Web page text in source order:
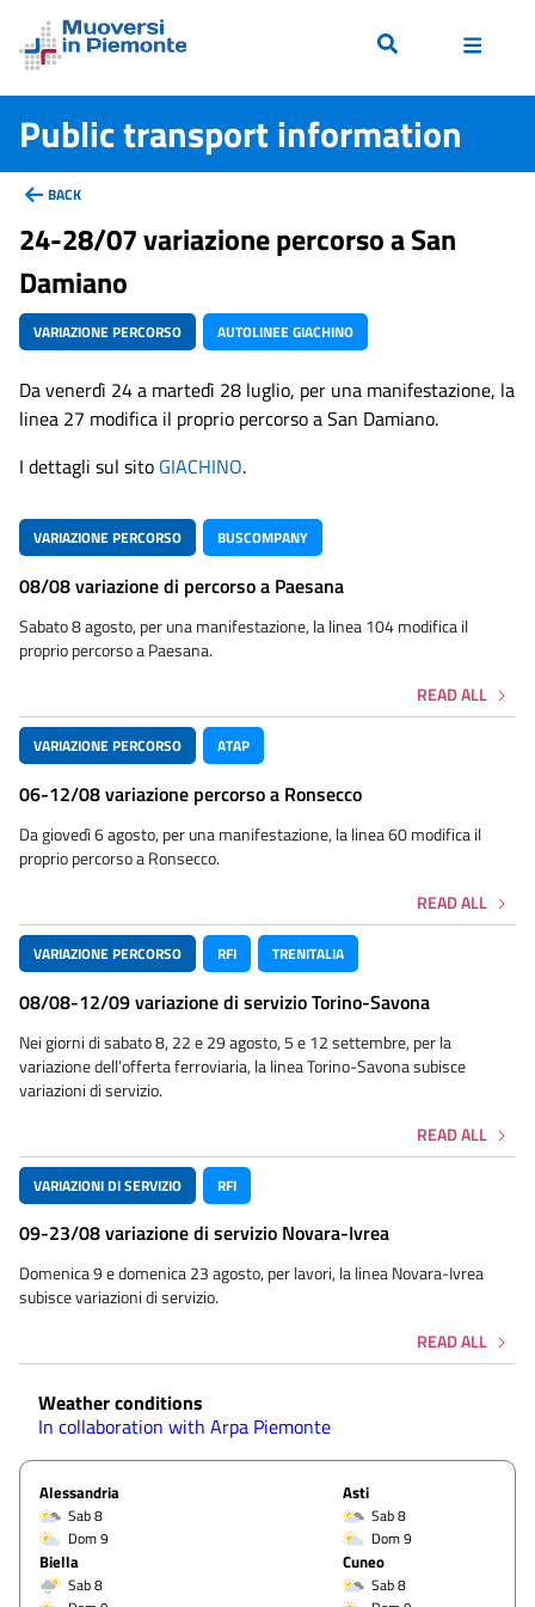
Public transport information
BACK
24-28/07 variazione percorso a San
Damiano
VARIAZIONE PERCORSO AUTOLINEE GIACHINO
Da venerdì 24 a martedì 28 luglio, per una manifestazione, la
linea 27 modifica il proprio percorso a San Damiano.
I dettagli sul sito GIACHINO.
VARIAZIONE PERCORSO BUSCOMPANY
08/08 variazione di percorso a Paesana
Sabato 8 agosto, per una manifestazione, la linea 104 modifica il
proprio percorso a Paesana.
READ ALL
VARIAZIONE PERCORSO ATAP
06-12/08 variazione percorso a Ronsecco
Da giovedì 6 agosto, per una manifestazione, la linea 60 modifica il
proprio percorso a Ronsecco.
READ ALL
VARIAZIONE PERCORSO RFI TRENITALIA
08/08-12/09 variazione di servizio Torino-Savona
Nei giorni di sabato 8, 22 e 29 agosto, 5 e 12 settembre, per la
variazione dell’offerta ferroviaria, la linea Torino-Savona subisce
variazioni di servizio.
READ ALL
VARIAZIONI DI SERVIZIO RFI
09-23/08 variazione di servizio Novara-Ivrea
Domenica 9 e domenica 23 agosto, per lavori, la linea Novara-Ivrea
subisce variazioni di servizio.
READ ALL
Weather conditions
In collaboration with Arpa Piemonte
Alessandria
Sab 8
Dom 9
Asti
Sab 8
Dom 9
Biella
Sab 8
Cuneo
Sab 8